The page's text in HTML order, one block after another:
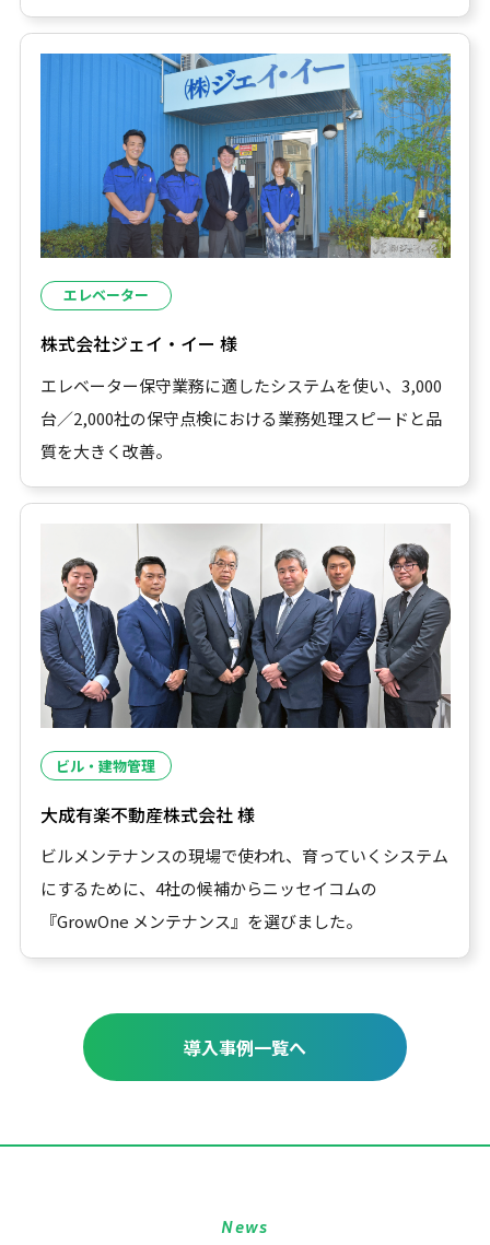
エレベーター
株式会社ジェイ・イー 様
エレベーター保守業務に適したシステムを使い、3,000
台／2,000社の保守点検における業務処理スピードと品
質を大きく改善。
ビル・建物管理
大成有楽不動産株式会社 様
ビルメンテナンスの現場で使われ、育っていくシステム
にするために、4社の候補からニッセイコムの
『GrowOne メンテナンス』を選びました。
導入事例一覧へ
News